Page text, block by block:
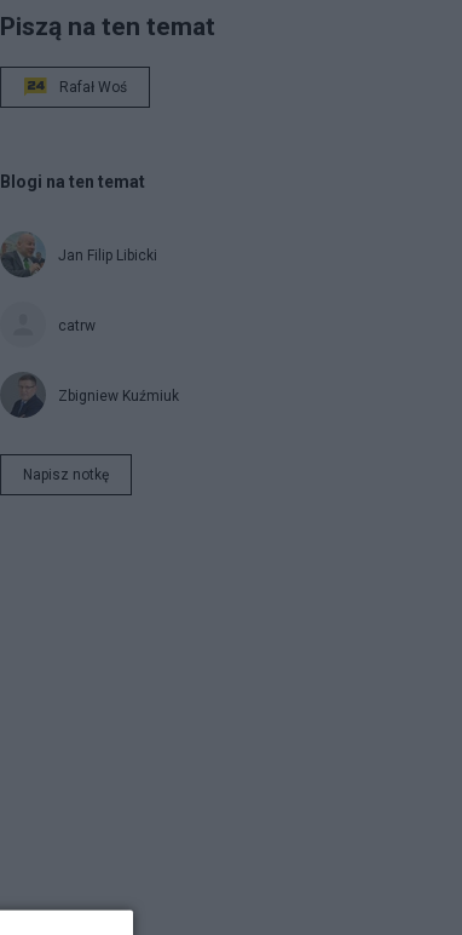
Piszą na ten temat
Rafał Woś
Blogi na ten temat
Jan Filip Libicki
catrw
Zbigniew Kuźmiuk
Napisz notkę